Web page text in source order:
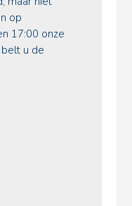
op
17:00 onze
u de